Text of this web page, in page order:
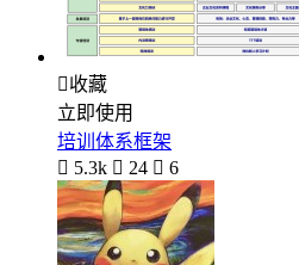
收藏
立即使用
培训体系框架
 5.3k  24  6